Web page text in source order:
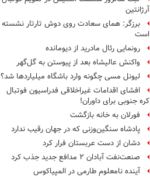
آرژانتین
برزگر: همای سعادت روی دوش تارتار نشسته
است
رونمایی رئال مادرید از دیومانده
واکنش عالیشاه بعد از پیوستن به گل‌گهر
لیونل مسی چگونه وارد باشگاه میلیاردها شد؟
افشای اقدامات غیراخلاقی فدراسیون فوتبال
کره جنوبی برای داوران!
فورلان به خانه بازگشت
پادشاه سنگین‌وزنی که در جهان رقیب ندارد
دشان از دست عربستان فرار کرد
صنعت‌نفت آبادان ۲ مدافع جدید جذب کرد
آینده نامعلوم طارمی در المپیاکوس